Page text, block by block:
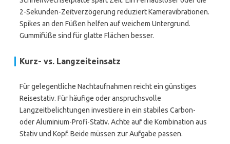
2-Sekunden-Zeitverzögerung reduziert Kameravibrationen.
Spikes an den Füßen helfen auf weichem Untergrund.
Gummifüße sind für glatte Flächen besser.
Kurz- vs. Langzeiteinsatz
Für gelegentliche Nachtaufnahmen reicht ein günstiges
Reisestativ. Für häufige oder anspruchsvolle
Langzeitbelichtungen investiere in ein stabiles Carbon-
oder Aluminium-Profi-Stativ. Achte auf die Kombination aus
Stativ und Kopf. Beide müssen zur Aufgabe passen.